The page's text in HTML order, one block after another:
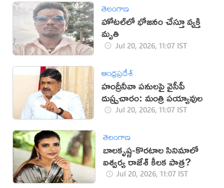
తెలంగాణ
హోటల్‌లో భోజనం చేస్తూ వ్యక్తి
మృతి
Jul 20, 2026, 11:07 IST
ఆంధ్రప్రదేశ్
హంద్రీనీవా పనులపై వైసీపీ
దుష్ప్రచారం: మంత్రి పయ్యావుల
Jul 20, 2026, 11:07 IST
తెలంగాణ
బాలకృష్ణ-కొరటాల సినిమాలో
ఐశ్వర్య రాజేశ్ కీలక పాత్ర?
Jul 20, 2026, 11:07 IST